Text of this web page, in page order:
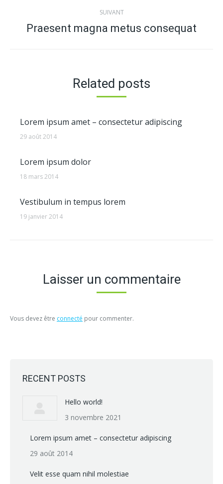
SUIVANT
Article
Praesent magna metus consequat
Related posts
Lorem ipsum amet – consectetur adipiscing
29 août 2014
Lorem ipsum dolor
18 mars 2014
Vestibulum in tempus lorem
19 janvier 2014
Laisser un commentaire
Vous devez être connecté pour commenter.
RECENT POSTS
Hello world!
3 novembre 2021
Lorem ipsum amet – consectetur adipiscing
29 août 2014
Velit esse quam nihil molestiae